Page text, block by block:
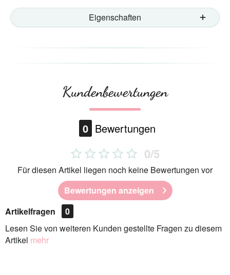
Eigenschaften
Kundenbewertungen
0 Bewertungen
0/5
Für diesen Artikel liegen noch keine Bewertungen vor
Bewertungen anzeigen
Artikelfragen
0
Lesen Sie von weiteren Kunden gestellte Fragen zu diesem
Artikel mehr